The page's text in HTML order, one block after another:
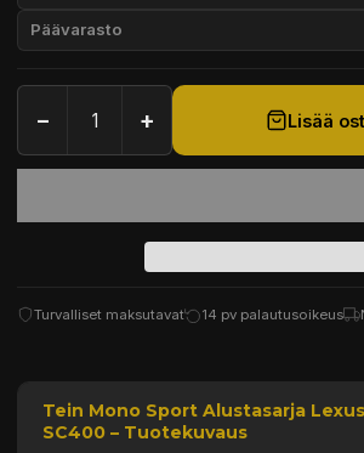
Päävarasto
− + Lisää
Turvalliset maksutavat 14 pv palautusoikeus
Tein Mono Sport Alustasarja
SC400 – Tuotekuvaus